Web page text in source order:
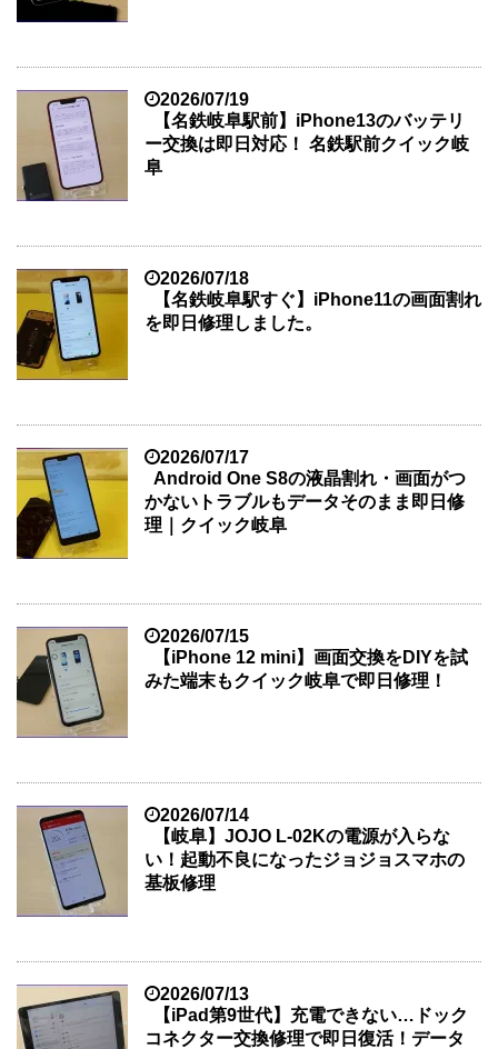
2026/07/19
【名鉄岐阜駅前】iPhone13のバッテリ
ー交換は即日対応！ 名鉄駅前クイック岐
阜
2026/07/18
【名鉄岐阜駅すぐ】iPhone11の画面割れ
を即日修理しました。
2026/07/17
Android One S8の液晶割れ・画面がつ
かないトラブルもデータそのまま即日修
理｜クイック岐阜
2026/07/15
【iPhone 12 mini】画面交換をDIYを試
みた端末もクイック岐阜で即日修理！
2026/07/14
【岐阜】JOJO L-02Kの電源が入らな
い！起動不良になったジョジョスマホの
基板修理
2026/07/13
【iPad第9世代】充電できない…ドック
コネクター交換修理で即日復活！データ